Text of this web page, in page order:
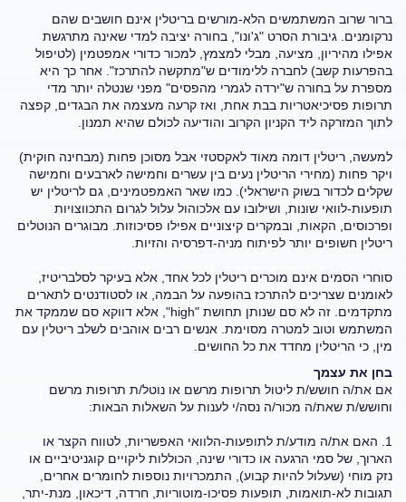
ברור שרוב המשתמשים הלא-מורשים בריטלין אינם חושבים שהם
נרקומנים. גיבורת הסרט "ג'ונו", בחורה יציבה למדי שאינה מתרגשת
אפילו מהיריון, מציעה, מבלי למצמץ, למכור כדורי אמפטמין (לטיפול
בהפרעות קשב) לחברה ללימודים ש"מתקשה להתרכז". אחר כך היא
מספרת על בחורה ש"ירדה לגמרי מהפסים" מפני שנטלה יותר מדי
תרופות פסיכיאטריות בבת אחת, ואז קרעה מעצמה את הבגדים, קפצה
לתוך המזרקה ליד הקניון הקרוב והודיעה לכולם שהיא תמנון.
למעשה, ריטלין דומה מאוד לאקסטזי אבל מסוכן פחות (מבחינה חוקית)
ויקר פחות (מחירי הריטלין נעים בין עשרים וחמישה לארבעים וחמישה
שקלים לכדור בשוק הישראלי). כמו שאר האמפטמינים, גם לריטלין יש
תופעות-לוואי שונות, ושילובו עם אלכוהול עלול לגרום התכווצויות
ופרכוסים, הקאות, ובמקרים קיצוניים אפילו פסיכוזות. מבוגרים הנוטלים
ריטלין חשופים יותר לפיתוח מניה-דפרסיה והזיות.
סוחרי הסמים אינם מוכרים ריטלין לכל אחד, אלא בעיקר לסלבריטיז,
לאומנים שצריכים להתרכז בהופעה על הבמה, או לסטודנטים לתארים
מתקדמים. זה לא סם שנותן תחושת "high", אלא דווקא סם שממקד את
המשתמש וטוב למטרה מסוימת. אנשים רבים אוהבים לשלב ריטלין עם
מין, כי הריטלין מחדד את כל החושים.
בחן את עצמך
אם את/ה חושש/ת ליטול תרופות מרשם או נוטל/ת תרופות מרשם
וחושש/ת שאת/ה מכור/ה נסה/י לענות על השאלות הבאות:
1. האם את/ה מודע/ת לתופעות-הלוואי האפשריות, לטווח הקצר או
הארוך, של סמי הרגעה או כדורי שינה, הכוללות ליקויים קוגניטיביים או
נזק מוחי (שעלול להיות קבוע), התמכרויות נוספות לחומרים אחרים,
תגובות לא-תואמות, תופעות פסיכו-מוטוריות, חרדה, דיכאון, מנת-יתר,